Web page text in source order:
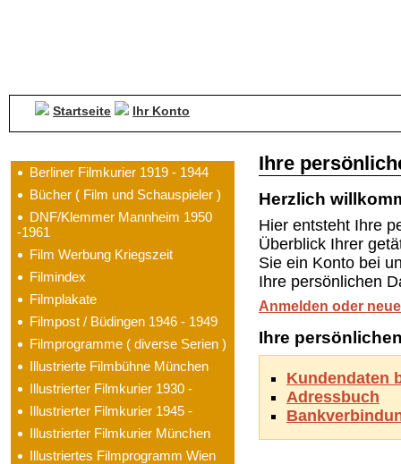
Startseite Ihr Konto
Berliner Filmkurier 1919 - 1944
Bücher ( Film und Schauspieler )
DNF/Klemmer Mannheim 1950
-1961
Film Werbung Kriegszeit
Filmindex
Filmplakate
Filmpost / Büdingen 1946 - 1949
Filmprogramme ( diverse Serien )
Illustrierte Filmbühne München
Illustrierter Filmkurier 1930 -
Illustrierter Filmkurier 1945 -
Illustrierter Filmkurier München
Illustriertes Filmprogramm Wien
Ihre
Herzlich
Hier entsteht Ihre
Überblick Ihrer
Sie ein Konto bei
Ihre persönlichen
Anmelden oder
Ihre
Kundendaten
Adressbuch